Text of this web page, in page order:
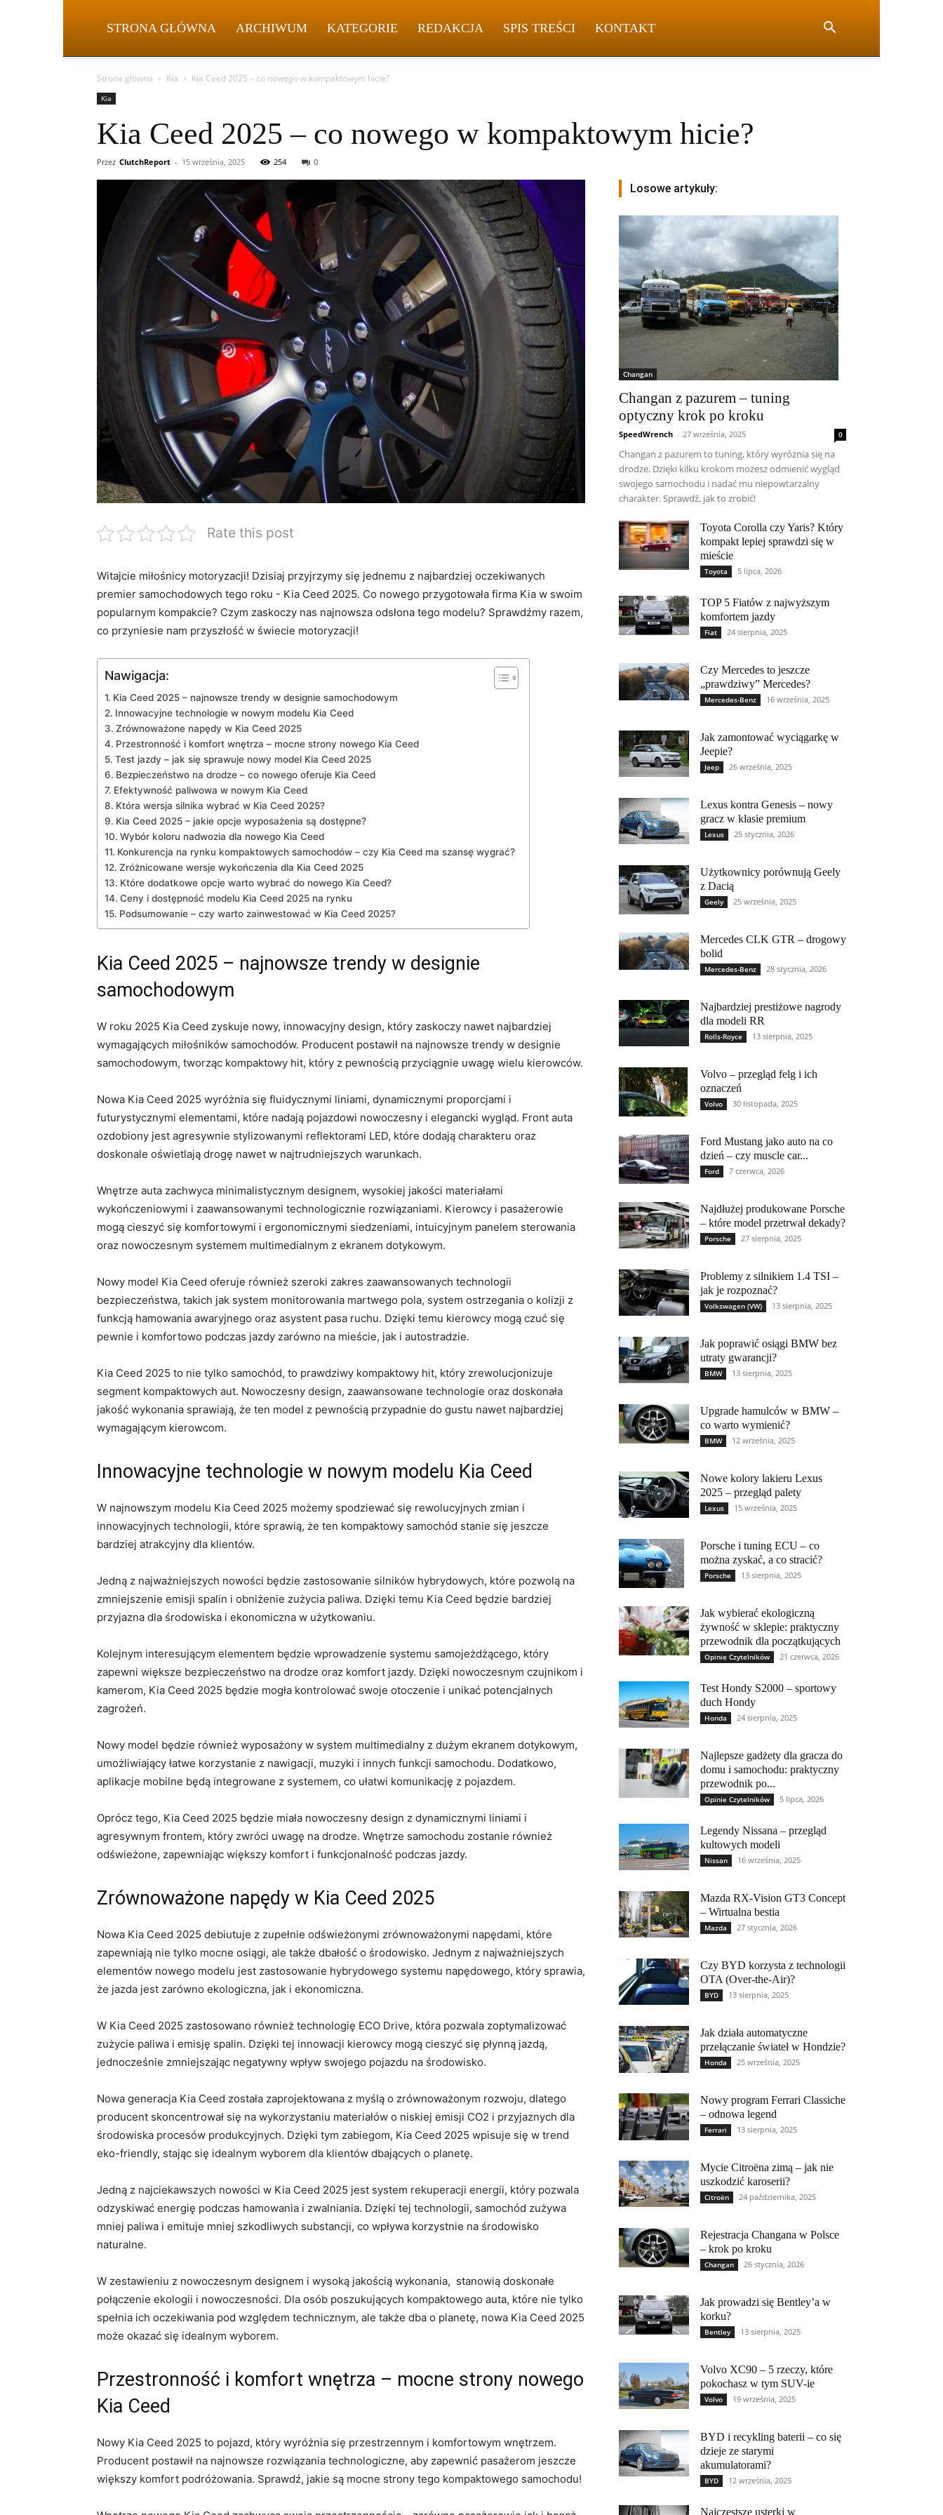
STRONA GŁÓWNA ARCHIWUM KATEGORIE REDAKCJA SPIS TREŚCI KONTAKT
Strona główna Kia Kia Ceed 2025 – co nowego w kompaktowym hicie?
Kia
Kia Ceed 2025 – co nowego w kompaktowym hicie?
Przez ClutchReport - 15 września, 2025 254 0
Rate this post
Witajcie miłośnicy motoryzacji! Dzisiaj przyjrzymy się jednemu z najbardziej ‌oczekiwanych
premier⁣ samochodowych‌ tego roku -⁢ Kia ⁣Ceed ​2025.​ Co nowego przygotowała ⁢firma Kia w swoim
⁢popularnym kompakcie? ⁤Czym zaskoczy⁣ nas najnowsza odsłona tego ‍modelu? Sprawdźmy razem,
co⁣ przyniesie nam‍ przyszłość w ⁣świecie motoryzacji!
Nawigacja:
Kia Ceed 2025 – najnowsze trendy⁣ w‌ designie samochodowym
Innowacyjne technologie w nowym modelu Kia Ceed
Zrównoważone​ napędy w Kia⁣ Ceed 2025
Przestronność ⁣i komfort wnętrza ‌–‌ mocne⁢ strony nowego⁢ Kia Ceed
Test jazdy – jak się sprawuje nowy model ‍Kia Ceed⁤ 2025
Bezpieczeństwo na⁣ drodze – co nowego‍ oferuje Kia Ceed
Efektywność⁢ paliwowa ⁢w⁤ nowym Kia Ceed
Która wersja silnika wybrać⁤ w Kia Ceed 2025?
Kia Ceed ⁤2025 – ‍jakie opcje wyposażenia są dostępne?
Wybór koloru nadwozia dla nowego⁢ Kia Ceed
Konkurencja na ​rynku ⁢kompaktowych samochodów – czy Kia⁢ Ceed⁣ ma szansę​ wygrać?
Zróżnicowane wersje wykończenia dla ⁢Kia ‌Ceed 2025
Które⁤ dodatkowe opcje warto wybrać do⁣ nowego Kia⁢ Ceed?
Ceny⁤ i⁣ dostępność modelu Kia Ceed 2025 ⁣na rynku
Podsumowanie – czy ⁣warto ‍zainwestować w Kia Ceed ⁣2025?
Kia Ceed 2025 – najnowsze trendy⁣ w‌ designie
samochodowym
W roku 2025⁢ Kia ​Ceed zyskuje⁣ nowy,‌ innowacyjny design, który zaskoczy nawet ⁣najbardziej
wymagających miłośników samochodów.​ Producent postawił na najnowsze ⁤trendy w designie
samochodowym, tworząc kompaktowy hit, który z pewnością ⁤przyciągnie uwagę ⁣wielu ⁣kierowców.
Nowa Kia Ceed ‍2025 wyróżnia się fluidycznymi liniami, dynamicznymi ⁣proporcjami​ i
futurystycznymi ‌elementami, które ⁤nadają pojazdowi nowoczesny i‌ elegancki wygląd. Front auta
ozdobiony jest ⁣agresywnie‌ stylizowanymi reflektorami LED, ‍które dodają charakteru oraz ​
doskonale⁣ oświetlają drogę⁢ nawet⁢ w⁢ najtrudniejszych⁢ warunkach.
Wnętrze auta ‍zachwyca minimalistycznym ⁢designem, wysokiej jakości⁣ materiałami
wykończeniowymi​ i zaawansowanymi technologicznie rozwiązaniami. Kierowcy i pasażerowie⁤
mogą cieszyć ⁣się⁣ komfortowymi i ergonomicznymi⁣ siedzeniami, ‌intuicyjnym panelem sterowania
oraz nowoczesnym systemem ‌multimedialnym z ekranem dotykowym.
Nowy model​ Kia Ceed ‍oferuje również szeroki​ zakres zaawansowanych technologii⁣
bezpieczeństwa, ⁤takich jak system monitorowania martwego pola, system ostrzegania o ​kolizji z
funkcją hamowania awaryjnego oraz asystent pasa ruchu. Dzięki ‍temu kierowcy mogą ⁣czuć się
pewnie ⁤i komfortowo podczas ‌jazdy zarówno na‍ mieście,‌ jak ‍i⁢ autostradzie.
Kia‌ Ceed⁤ 2025‌ to nie tylko samochód, to prawdziwy‍ kompaktowy hit, który zrewolucjonizuje
segment kompaktowych aut. Nowoczesny design, zaawansowane technologie oraz‍ doskonała
jakość wykonania⁤ sprawiają, że ⁣ten model z pewnością ‍przypadnie do gustu nawet ⁣najbardziej
wymagającym‍ kierowcom.
Innowacyjne technologie w nowym modelu Kia Ceed
W najnowszym modelu ‍Kia Ceed 2025 możemy spodziewać się rewolucyjnych zmian i
innowacyjnych technologii, ⁢które sprawią, ⁣że⁣ ten ⁤kompaktowy samochód⁣ stanie się jeszcze
‌bardziej atrakcyjny dla klientów.
Jedną z najważniejszych nowości ⁤będzie​ zastosowanie ‌silników hybrydowych, które pozwolą na
zmniejszenie ⁣emisji spalin i obniżenie zużycia paliwa. Dzięki ⁣temu Kia ‌Ceed będzie bardziej
przyjazna ‍dla środowiska i ekonomiczna w ⁣użytkowaniu.
Kolejnym ​interesującym elementem będzie wprowadzenie ‌systemu⁣ samojeżdżącego, który
⁤zapewni ‍większe bezpieczeństwo na drodze⁣ oraz komfort jazdy. ‍Dzięki nowoczesnym czujnikom i‍
kamerom, Kia ⁣Ceed 2025 ‌będzie mogła kontrolować swoje otoczenie‍ i unikać ‌potencjalnych​
zagrożeń.
Nowy model będzie ‌również wyposażony w system multimedialny⁢ z dużym ekranem⁤ dotykowym,
umożliwiający‌ łatwe korzystanie z nawigacji,⁣ muzyki ‌i ⁣innych funkcji samochodu. Dodatkowo,‌
aplikacje mobilne będą integrowane z systemem, ​co ułatwi komunikację​ z⁤ pojazdem.
Oprócz ‍tego, ​Kia Ceed⁣ 2025 będzie miała nowoczesny design⁣ z dynamicznymi liniami ‍i
agresywnym frontem,​ który ⁤zwróci uwagę na drodze. ⁤Wnętrze samochodu zostanie również⁣
odświeżone, zapewniając większy ⁣komfort i funkcjonalność⁣ podczas ⁣jazdy.
Zrównoważone​ napędy w Kia⁣ Ceed 2025
Nowa ‍Kia Ceed 2025 debiutuje z zupełnie ‌odświeżonymi zrównoważonymi⁤ napędami, które
zapewniają ⁢nie tylko ‌mocne osiągi, ale także dbałość‍ o ​środowisko. Jednym z najważniejszych
elementów ‍nowego modelu jest zastosowanie hybrydowego systemu‌ napędowego,⁣ który ‌sprawia,
że jazda jest⁣ zarówno ekologiczna,⁤ jak i ekonomiczna.
W​ Kia Ceed 2025 zastosowano również technologię ECO ‌Drive,‍ która pozwala zoptymalizować
zużycie ⁤paliwa⁤ i ⁤emisję ​spalin. Dzięki‍ tej innowacji kierowcy mogą ⁤cieszyć⁣ się płynną jazdą,
jednocześnie zmniejszając ⁢negatywny wpływ swojego pojazdu na​ środowisko.
Nowa‍ generacja ​Kia Ceed została zaprojektowana​ z myślą ‍o zrównoważonym⁤ rozwoju, ⁣dlatego
producent skoncentrował się na⁢ wykorzystaniu​ materiałów o niskiej⁣ emisji CO2 i przyjaznych dla
środowiska procesów produkcyjnych.⁤ Dzięki tym zabiegom, ⁤Kia Ceed 2025​ wpisuje się‍ w trend
eko-friendly, stając się idealnym wyborem ⁢dla ⁣klientów ​dbających o⁢ planetę.
Jedną z najciekawszych nowości w Kia Ceed‌ 2025 jest system ⁣rekuperacji ‍energii, który pozwala
odzyskiwać energię podczas hamowania i zwalniania. ​Dzięki⁤ tej ⁢technologii,⁤ samochód zużywa
⁤mniej ‍paliwa i emituje mniej⁣ szkodliwych substancji, co⁤ wpływa⁢ korzystnie ‌na środowisko
naturalne.
W zestawieniu ⁢z nowoczesnym designem i ⁣wysoką jakością wykonania, ‌ stanowią doskonałe
połączenie ekologii⁤ i⁢ nowoczesności. Dla osób poszukujących kompaktowego auta,⁢ które⁢ nie tylko
spełnia ich oczekiwania pod względem technicznym, ale także dba​ o planetę, nowa⁣ Kia​ Ceed 2025
może okazać się idealnym ⁢wyborem.
Przestronność ⁣i komfort wnętrza ‌–‌ mocne⁢ strony nowego⁢
Kia Ceed
Nowy Kia Ceed 2025 to​ pojazd, który wyróżnia się przestrzennym i komfortowym wnętrzem.
Producent postawił na najnowsze⁤ rozwiązania technologiczne, aby ‍zapewnić pasażerom jeszcze
⁤większy komfort podróżowania. Sprawdź, jakie są ‌mocne‍ strony​ tego kompaktowego ⁤samochodu!
Losowe artykuły:
Changan
Changan z pazurem – tuning
optyczny krok po kroku
SpeedWrench - 27 września, 2025 0
Changan z pazurem to tuning, który wyróżnia się na
drodze. Dzięki kilku krokom możesz odmienić wygląd
swojego samochodu i nadać mu niepowtarzalny
charakter. Sprawdź, jak to zrobić!
Toyota Corolla czy Yaris? Który
kompakt lepiej sprawdzi się w
mieście
Toyota 5 lipca, 2026
TOP 5 Fiatów z najwyższym
komfortem jazdy
Fiat 24 sierpnia, 2025
Czy Mercedes to jeszcze
„prawdziwy” Mercedes?
Mercedes-Benz 16 września, 2025
Jak zamontować wyciągarkę w
Jeepie?
Jeep 26 września, 2025
Lexus kontra Genesis – nowy
gracz w klasie premium
Lexus 25 stycznia, 2026
Użytkownicy porównują Geely
z Dacią
Geely 25 września, 2025
Mercedes CLK GTR – drogowy
bolid
Mercedes-Benz 28 stycznia, 2026
Najbardziej prestiżowe nagrody
dla modeli RR
Rolls-Royce 13 sierpnia, 2025
Volvo – przegląd felg i ich
oznaczeń
Volvo 30 listopada, 2025
Ford Mustang jako auto na co
dzień – czy muscle car...
Ford 7 czerwca, 2026
Najdłużej produkowane Porsche
– które model przetrwał dekady?
Porsche 27 sierpnia, 2025
Problemy z silnikiem 1.4 TSI –
jak je rozpoznać?
Volkswagen (VW) 13 sierpnia, 2025
Jak poprawić osiągi BMW bez
utraty gwarancji?
BMW 13 sierpnia, 2025
Upgrade hamulców w BMW –
co warto wymienić?
BMW 12 września, 2025
Nowe kolory lakieru Lexus
2025 – przegląd palety
Lexus 15 września, 2025
Porsche i tuning ECU – co
można zyskać, a co stracić?
Porsche 13 sierpnia, 2025
Jak wybierać ekologiczną
żywność w sklepie: praktyczny
przewodnik dla początkujących
Opinie Czytelników 21 czerwca, 2026
Test Hondy S2000 – sportowy
duch Hondy
Honda 24 sierpnia, 2025
Najlepsze gadżety dla gracza do
domu i samochodu: praktyczny
przewodnik po...
Opinie Czytelników 5 lipca, 2026
Legendy Nissana – przegląd
kultowych modeli
Nissan 16 września, 2025
Mazda RX-Vision GT3 Concept
– Wirtualna bestia
Mazda 27 stycznia, 2026
Czy BYD korzysta z technologii
OTA (Over-the-Air)?
BYD 13 sierpnia, 2025
Jak działa automatyczne
przełączanie świateł w Hondzie?
Honda 25 września, 2025
Nowy program Ferrari Classiche
– odnowa legend
Ferrari 13 sierpnia, 2025
Mycie Citroëna zimą – jak nie
uszkodzić karoserii?
Citroën 24 października, 2025
Rejestracja Changana w Polsce
– krok po kroku
Changan 26 stycznia, 2026
Jak prowadzi się Bentley’a w
korku?
Bentley 13 sierpnia, 2025
Volvo XC90 – 5 rzeczy, które
pokochasz w tym SUV-ie
Volvo 19 września, 2025
BYD i recykling baterii – co się
dzieje ze starymi
akumulatorami?
BYD 12 września, 2025
Najczęstsze usterki w